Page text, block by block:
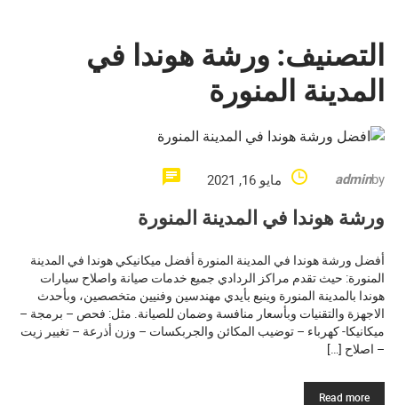
التصنيف: ورشة هوندا في
المدينة المنورة
by
admin مايو 16, 2021
ورشة هوندا في المدينة المنورة
أفضل ورشة هوندا في المدينة المنورة أفضل ميكانيكي هوندا في المدينة
المنورة: حيث تقدم مراكز الردادي جميع خدمات صيانة واصلاح سيارات
هوندا بالمدينة المنورة وينبع بأيدي مهندسين وفنيين متخصصين، وبأحدث
الاجهزة والتقنيات وبأسعار منافسة وضمان للصيانة. مثل: فحص – برمجة –
ميكانيكا- كهرباء – توضيب المكائن والجربكسات – وزن أذرعة – تغيير زيت
– اصلاح […]
Read more